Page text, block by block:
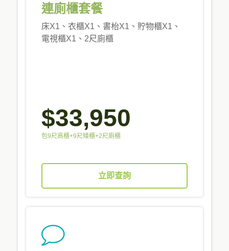
連廁櫃套餐
床X1、衣櫃X1、書枱X1、貯物櫃X1、
電視櫃X1、2尺廁櫃
$33,950
包9尺高櫃+9尺矮櫃+2尺廁櫃
立即查詢